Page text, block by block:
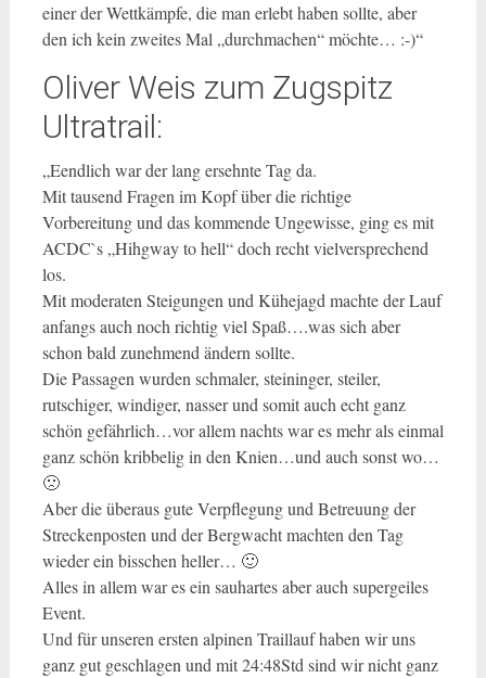
einer der Wettkämpfe, die man erlebt haben sollte, aber
den ich kein zweites Mal „durchmachen“ möchte… :-)“
Oliver Weis zum Zugspitz
Ultratrail:
„Eendlich war der lang ersehnte Tag da.
Mit tausend Fragen im Kopf über die richtige
Vorbereitung und das kommende Ungewisse, ging es mit
ACDC`s „Hihgway to hell“ doch recht vielversprechend
los.
Mit moderaten Steigungen und Kühejagd machte der Lauf
anfangs auch noch richtig viel Spaß….was sich aber
schon bald zunehmend ändern sollte.
Die Passagen wurden schmaler, steininger, steiler,
rutschiger, windiger, nasser und somit auch echt ganz
schön gefährlich…vor allem nachts war es mehr als einmal
ganz schön kribbelig in den Knien…und auch sonst wo…
🙁
Aber die überaus gute Verpflegung und Betreuung der
Streckenposten und der Bergwacht machten den Tag
wieder ein bisschen heller… 🙂
Alles in allem war es ein sauhartes aber auch supergeiles
Event.
Und für unseren ersten alpinen Traillauf haben wir uns
ganz gut geschlagen und mit 24:48Std sind wir nicht ganz